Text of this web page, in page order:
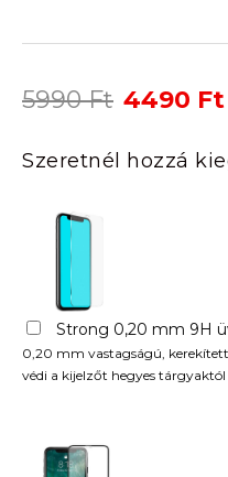
5990Ft Original
was:
5990 Ft.
4490 Ft
Szeretnél hozzá
Strong 0,20 mm 9H
0,20 mm vastagságú,
védi a kijelzőt hegyes tárgyaktól